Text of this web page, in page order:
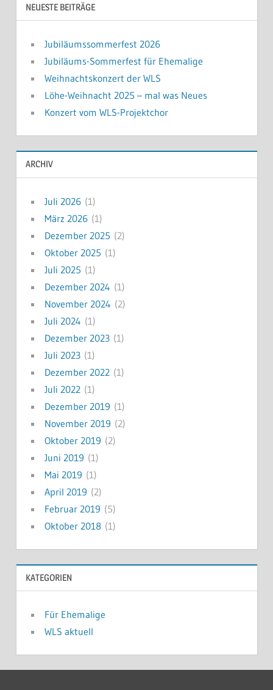
NEUESTE BEITRÄGE
Jubiläumssommerfest 2026
Jubiläums-Sommerfest für Ehemalige
Weihnachtskonzert der WLS
Löhe-Weihnacht 2025 – mal was Neues
Konzert vom WLS-Projektchor
ARCHIV
Juli 2026(1)
März 2026(1)
Dezember 2025 (2)
Oktober 2025 (1)
Juli 2025 (1)
Dezember 2024 (1)
November 2024 (2)
Juli 2024 (1)
Dezember 2023(1)
Juli 2023(1)
Dezember 2022(1)
Juli 2022(1)
Dezember 2019 (1)
November 2019 (2)
Oktober 2019 (2)
Juni 2019 (1)
Mai 2019 (1)
April 2019 (2)
Februar 2019 (5)
Oktober 2018(1)
KATEGORIEN
Für Ehemalige
WLS aktuell